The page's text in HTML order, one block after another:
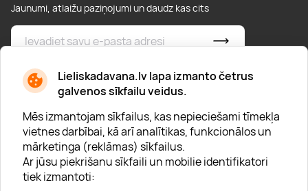
Lieliskadavana.lv lapa izmanto četrus
galvenos sīkfailu veidus.
Mēs izmantojam sīkfailus, kas nepieciešami tīmekļa
vietnes darbībai, kā arī analītikas, funkcionālos un
mārketinga (reklāmas) sīkfailus.
Ar jūsu piekrišanu sīkfaili un mobilie identifikatori
tiek izmantoti:
Jaunumi, atlaižu paziņojumi un daudz kas cits
* Esmu iepazinies/usies ar privātuma politiku
Par "Lieliska dāvana"